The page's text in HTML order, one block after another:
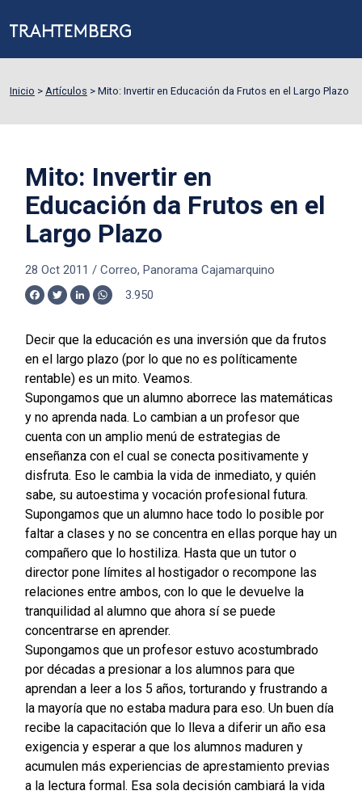
Inicio > Artículos > Mito: Invertir en Educación da Frutos en el Largo Plazo
Mito: Invertir en
Educación da Frutos en el
Largo Plazo
28 Oct 2011 / Correo, Panorama Cajamarquino
Facebook
TwitterLinkedInWhatsApp
3.950
Decir que la educación es una inversión que da frutos
en el largo plazo (por lo que no es políticamente
rentable) es un mito. Veamos.
Supongamos que un alumno aborrece las matemáticas
y no aprenda nada. Lo cambian a un profesor que
cuenta con un amplio menú de estrategias de
enseñanza con el cual se conecta positivamente y
disfruta. Eso le cambia la vida de inmediato, y quién
sabe, su autoestima y vocación profesional futura.
Supongamos que un alumno hace todo lo posible por
faltar a clases y no se concentra en ellas porque hay un
compañero que lo hostiliza. Hasta que un tutor o
director pone límites al hostigador o recompone las
relaciones entre ambos, con lo que le devuelve la
tranquilidad al alumno que ahora sí se puede
concentrarse en aprender.
Supongamos que un profesor estuvo acostumbrado
por décadas a presionar a los alumnos para que
aprendan a leer a los 5 años, torturando y frustrando a
la mayoría que no estaba madura para eso. Un buen día
recibe la capacitación que lo lleva a diferir un año esa
exigencia y esperar a que los alumnos maduren y
acumulen más experiencias de aprestamiento previas
a la lectura formal. Esa sola decisión cambiará la vida